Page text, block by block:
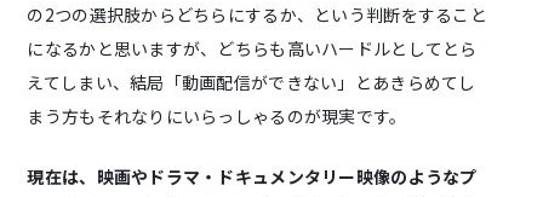
の2つの選択肢からどちらにするか、という判断をすること
になるかと思いますが、どちらも高いハードルとしてとら
えてしまい、結局「動画配信ができない」とあきらめてし
まう方もそれなりにいらっしゃるのが現実です。
現在は、映画やドラマ・ドキュメンタリー映像のようなプ